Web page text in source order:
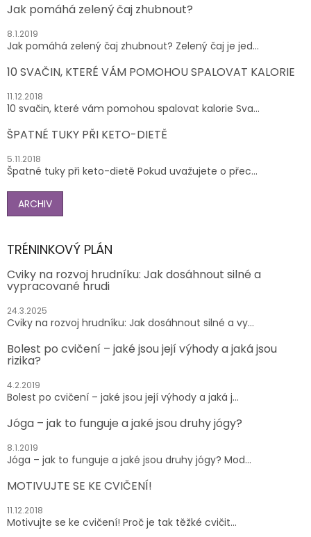
Jak pomáhá zelený čaj zhubnout?
8.1.2019
Jak pomáhá zelený čaj zhubnout? Zelený čaj je jed...
10 SVAČIN, KTERÉ VÁM POMOHOU SPALOVAT KALORIE
11.12.2018
10 svačin, které vám pomohou spalovat kalorie Sva...
ŠPATNÉ TUKY PŘI KETO-DIETĚ
5.11.2018
Špatné tuky při keto-dietě Pokud uvažujete o přec...
ARCHIV
TRÉNINKOVÝ PLÁN
Cviky na rozvoj hrudníku: Jak dosáhnout silné a
vypracované hrudi
24.3.2025
Cviky na rozvoj hrudníku: Jak dosáhnout silné a vy...
Bolest po cvičení – jaké jsou její výhody a jaká jsou
rizika?
4.2.2019
Bolest po cvičení – jaké jsou její výhody a jaká j...
Jóga – jak to funguje a jaké jsou druhy jógy?
8.1.2019
Jóga – jak to funguje a jaké jsou druhy jógy? Mod...
MOTIVUJTE SE KE CVIČENÍ!
11.12.2018
Motivujte se ke cvičení! Proč je tak těžké cvičit...